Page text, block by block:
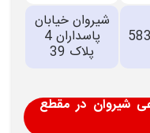
شیروان خیابان
پاسداران 4
پلاک 39
شیروان در مقطع